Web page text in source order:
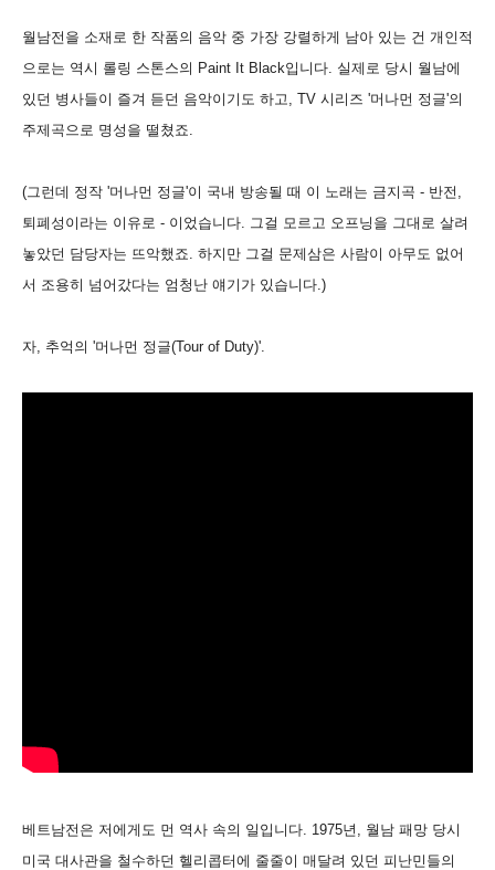
월남전을 소재로 한 작품의 음악 중 가장 강렬하게 남아 있는 건 개인적
으로는 역시 롤링 스톤스의 Paint It Black입니다. 실제로 당시 월남에
있던 병사들이 즐겨 듣던 음악이기도 하고, TV 시리즈 '머나먼 정글'의
주제곡으로 명성을 떨쳤죠.
(그런데 정작 '머나먼 정글'이 국내 방송될 때 이 노래는 금지곡 - 반전,
퇴폐성이라는 이유로 - 이었습니다. 그걸 모르고 오프닝을 그대로 살려
놓았던 담당자는 뜨악했죠. 하지만 그걸 문제삼은 사람이 아무도 없어
서 조용히 넘어갔다는 엄청난 얘기가 있습니다.)
자, 추억의 '머나먼 정글(Tour of Duty)'.
베트남전은 저에게도 먼 역사 속의 일입니다. 1975년, 월남 패망 당시
미국 대사관을 철수하던 헬리콥터에 줄줄이 매달려 있던 피난민들의